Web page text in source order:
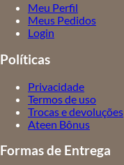
Meu Perfil
Meus Pedidos
Login
Políticas
Privacidade
Termos de uso
Trocas e devoluções
Ateen Bônus
Formas de Entrega